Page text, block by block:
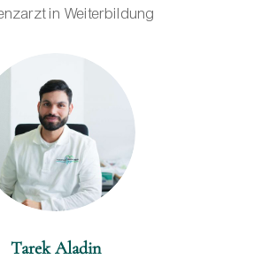
in Weiterbildung
Tarek Aladin